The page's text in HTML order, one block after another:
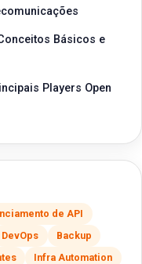
Básicos e
Players Open
de API
DevOps
Backup
Infra Automation